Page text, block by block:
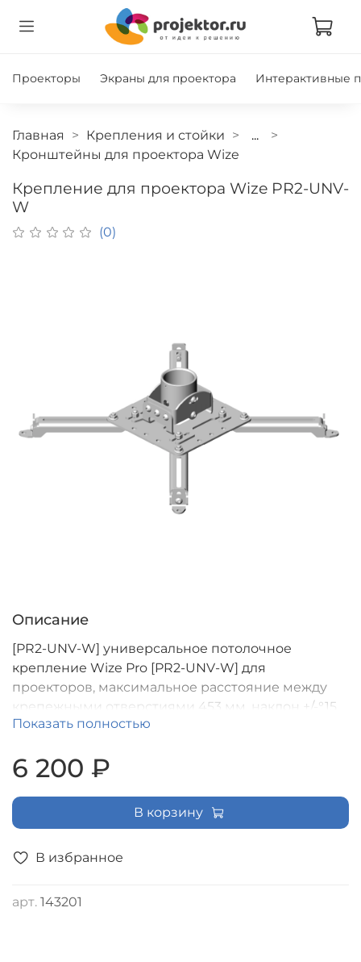
Проекторы Экраны для проектора Интерактивные
Главная Крепления и стойки
...
Кронштейны для проектора Wize
Крепление для проектора Wize PR2-UNV-
W
(0)
В избранное
арт. 143201
Описание
[PR2-UNV-W] универсальное потолочное
крепление Wize Pro [PR2-UNV-W] для
проекторов, максимальное расстояние между
крепежными отверстиями 453 мм, наклон +/-°15,
поворот +/- °8, вращение 360°, до 35 кг, белое
Показать полностью
6 200 ₽
В корзину